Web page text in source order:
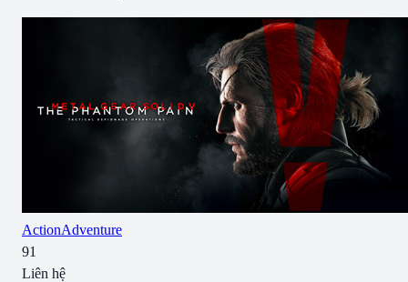
ActionAdventure
91
Liên hệ